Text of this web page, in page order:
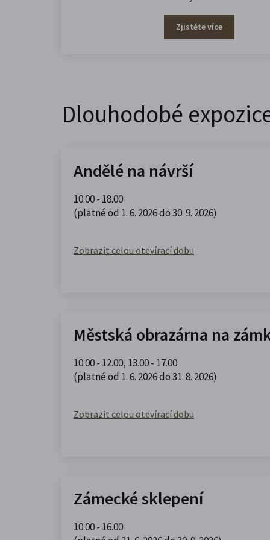
Zjistěte více
Dlouhodobé
Andělé na návrší
10.00 - 18.00
(platné od 1. 6. 2026 do 30. 9. 2026)
Zobrazit celou otevírací dobu
Městská obrazárna na
10.00 - 12.00, 13.00 - 17.00
(platné od 1. 6. 2026 do 31. 8. 2026)
Zobrazit celou otevírací dobu
Zámecké sklepení
10.00 - 16.00